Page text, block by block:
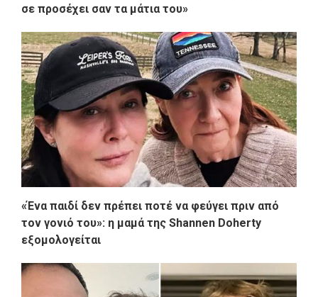
σε προσέχει σαν τα μάτια του»
«Ένα παιδί δεν πρέπει ποτέ να φεύγει πριν από
τον γονιό του»: η μαμά της Shannen Doherty
εξομολογείται